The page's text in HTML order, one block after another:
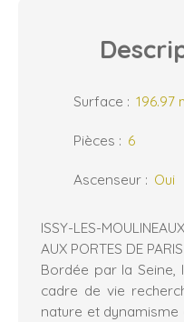
Surface : 196.97
Pièces : 6
Ascenseur : Oui
ISSY-LES-
AUX PORTES DE PARIS
Bordée par la Seine,
cadre de vie
nature et dynamisme